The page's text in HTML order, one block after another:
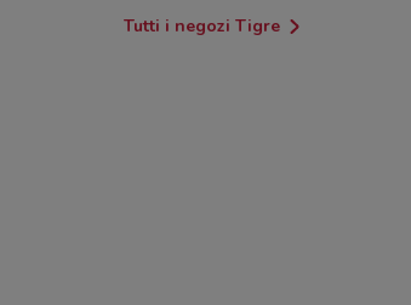
Tutti i negozi Tigre